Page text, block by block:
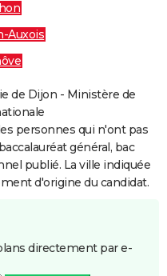
Auxois
de Dijon - Ministère de
personnes qui n'ont pas
général, bac
publié. La ville indiquée
d'origine du candidat.
directement par e-